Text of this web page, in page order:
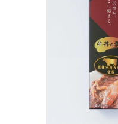
OKINAWA the RYUKYU